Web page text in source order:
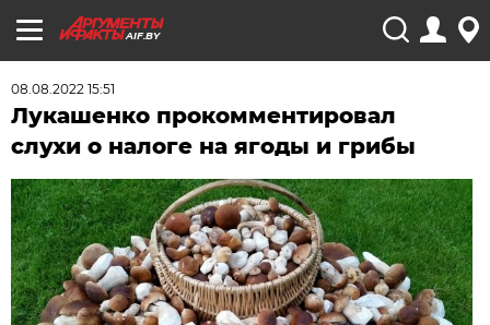
AIF.BY
08.08.2022 15:51
Лукашенко прокомментировал
слухи о налоге на ягоды и грибы